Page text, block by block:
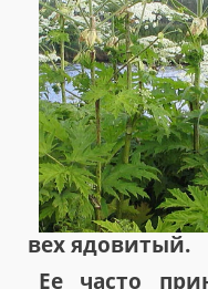
вех ядовитый.
Ее часто